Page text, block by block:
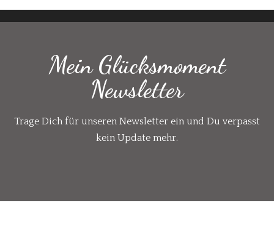
Mein Glücksmoment
Newsletter
Trage Dich für unseren Newsletter ein und Du verpasst
kein Update mehr.